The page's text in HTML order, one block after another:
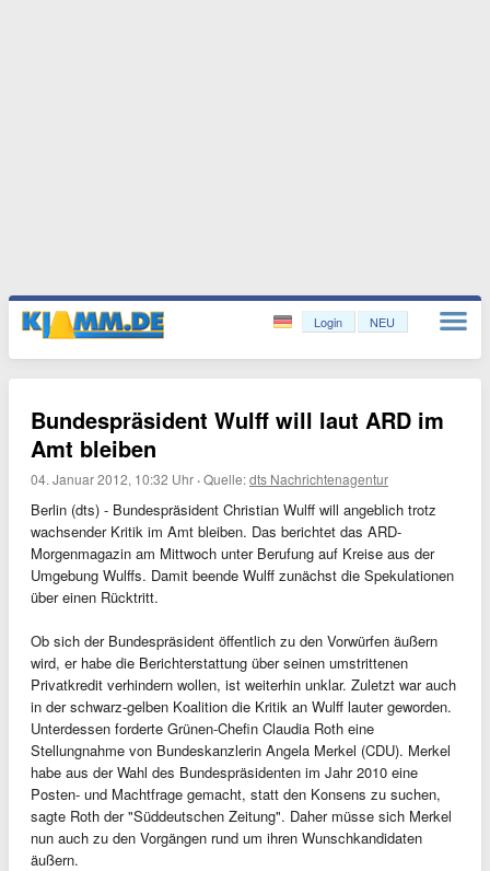
Login NEU
Bundespräsident Wulff will laut ARD im
Amt bleiben
04. Januar 2012, 10:32 Uhr ·Quelle:dts Nachrichtenagentur
Berlin (dts) - Bundespräsident Christian Wulff will angeblich trotz
wachsender Kritik im Amt bleiben. Das berichtet das ARD-
Morgenmagazin am Mittwoch unter Berufung auf Kreise aus der
Umgebung Wulffs. Damit beende Wulff zunächst die Spekulationen
über einen Rücktritt.
Ob sich der Bundespräsident öffentlich zu den Vorwürfen äußern
wird, er habe die Berichterstattung über seinen umstrittenen
Privatkredit verhindern wollen, ist weiterhin unklar. Zuletzt war auch
in der schwarz-gelben Koalition die Kritik an Wulff lauter geworden.
Unterdessen forderte Grünen-Chefin Claudia Roth eine
Stellungnahme von Bundeskanzlerin Angela Merkel (CDU). Merkel
habe aus der Wahl des Bundespräsidenten im Jahr 2010 eine
Posten- und Machtfrage gemacht, statt den Konsens zu suchen,
sagte Roth der "Süddeutschen Zeitung". Daher müsse sich Merkel
nun auch zu den Vorgängen rund um ihren Wunschkandidaten
äußern.